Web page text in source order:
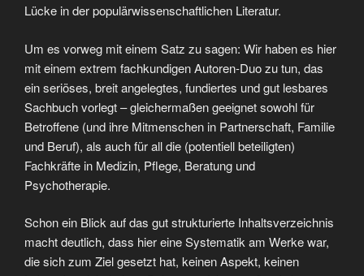
Lücke in der populärwissenschaftlichen Literatur.
Um es vorweg mit einem Satz zu sagen: Wir haben es hier
mit einem extrem fachkundigen Autoren-Duo zu tun, das
ein seriöses, breit angelegtes, fundiertes und gut lesbares
Sachbuch vorlegt – gleichermaßen geeignet sowohl für
Betroffene (und ihre Mitmenschen in Partnerschaft, Familie
und Beruf), als auch für all die (potentiell beteiligten)
Fachkräfte in Medizin, Pflege, Beratung und
Psychotherapie.
Schon ein Blick auf das gut strukturierte Inhaltsverzeichnis
macht deutlich, dass hier eine Systematik am Werke war,
die sich zum Ziel gesetzt hat, keinen Aspekt, keinen